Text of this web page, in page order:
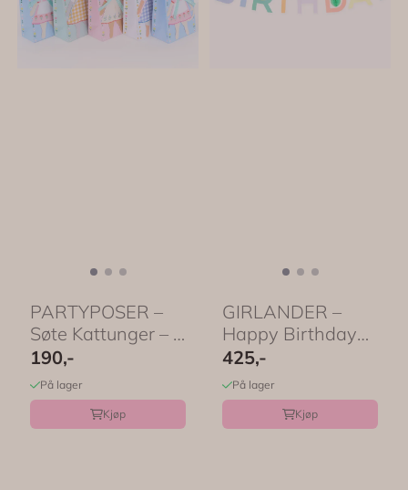
PARTYPOSER –
Søte Kattunger – 8
pk – Meri ...
190,-
På lager
Kjøp
GIRLANDER –
Happy Birthday
Honeycomb – Meri
...
425,-
På lager
Kjøp